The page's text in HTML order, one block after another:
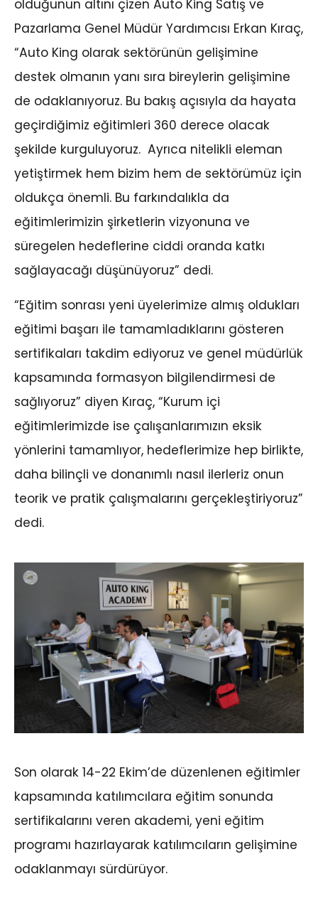
olduğunun altını çizen Auto King Satış ve
Pazarlama Genel Müdür Yardımcısı Erkan Kıraç,
“Auto King olarak sektörünün gelişimine
destek olmanın yanı sıra bireylerin gelişimine
de odaklanıyoruz. Bu bakış açısıyla da hayata
geçirdiğimiz eğitimleri 360 derece olacak
şekilde kurguluyoruz. Ayrıca nitelikli eleman
yetiştirmek hem bizim hem de sektörümüz için
oldukça önemli. Bu farkındalıkla da
eğitimlerimizin şirketlerin vizyonuna ve
süregelen hedeflerine ciddi oranda katkı
sağlayacağı düşünüyoruz” dedi.
“Eğitim sonrası yeni üyelerimize almış oldukları
eğitimi başarı ile tamamladıklarını gösteren
sertifikaları takdim ediyoruz ve genel müdürlük
kapsamında formasyon bilgilendirmesi de
sağlıyoruz” diyen Kıraç, “Kurum içi
eğitimlerimizde ise çalışanlarımızın eksik
yönlerini tamamlıyor, hedeflerimize hep birlikte,
daha bilinçli ve donanımlı nasıl ilerleriz onun
teorik ve pratik çalışmalarını gerçekleştiriyoruz”
dedi.
Son olarak 14-22 Ekim’de düzenlenen eğitimler
kapsamında katılımcılara eğitim sonunda
sertifikalarını veren akademi, yeni eğitim
programı hazırlayarak katılımcıların gelişimine
odaklanmayı sürdürüyor.